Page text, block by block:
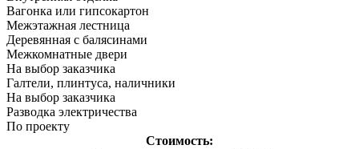
Вагонка или гипсокартон
Межэтажная лестница
Деревянная с балясинами
Межкомнатные двери
На выбор заказчика
Галтели, плинтуса, наличники
На выбор заказчика
Разводка электричества
По проекту
Стоимость: